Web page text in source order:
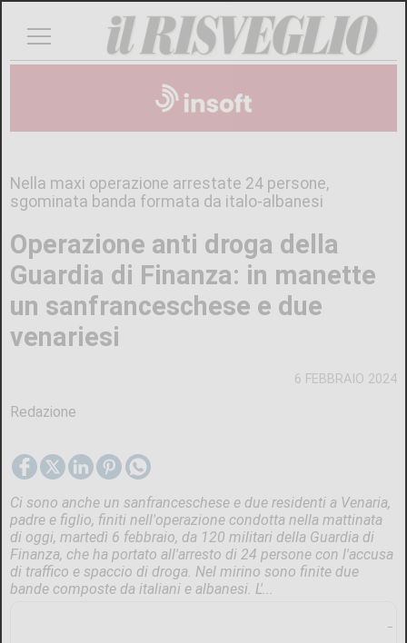
6 FEBBRAIO 2024
Nella maxi operazione arrestate 24 persone,
sgominata banda formata da italo-albanesi
Operazione anti droga della
Guardia di Finanza: in manette
un sanfranceschese e due
venariesi
Redazione
Ci sono anche un sanfranceschese e due residenti a Venaria,
padre e figlio, finiti nell'operazione condotta nella mattinata
di oggi, martedì 6 febbraio, da 120 militari della Guardia di
Finanza, che ha portato all'arresto di 24 persone con l'accusa
di traffico e spaccio di droga. Nel mirino sono finite due
bande composte da italiani e albanesi. L'...